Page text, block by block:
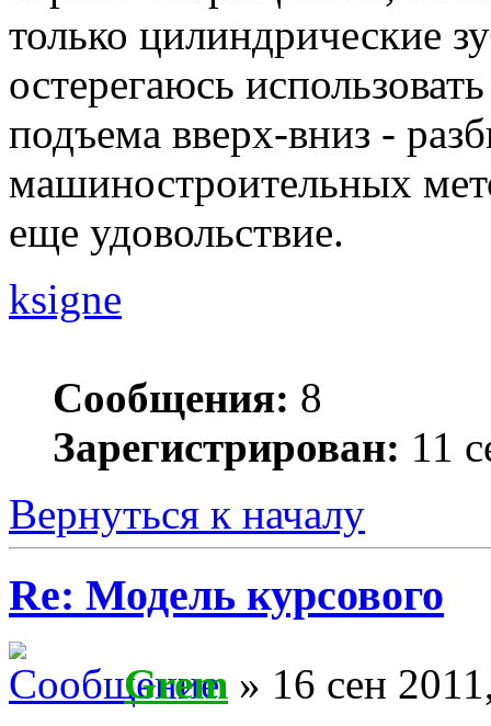
только цилиндрические
остерегаюсь
подъема вверх-вниз -
машиностроительных
еще удовольствие.
ksigne
Сообщения: 8
Зарегистрирован: 11
Вернуться к началу
Re: Модель курсового
Grem » 16 сен